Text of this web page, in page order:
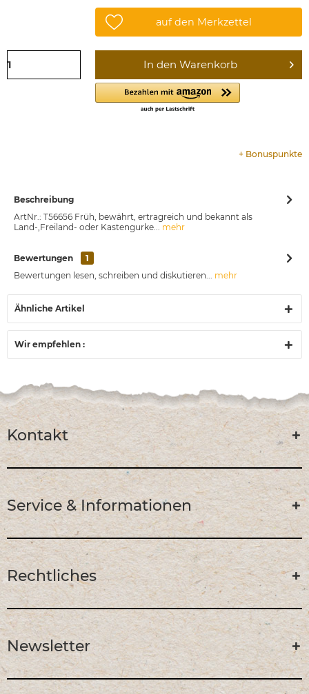
auf den Merkzettel
In den Warenkorb
+ Bonuspunkte
Beschreibung
ArtNr.: T56656 Früh, bewährt, ertragreich und bekannt als
Land-,Freiland- oder Kastengurke... mehr
Bewertungen
1
Bewertungen lesen, schreiben und diskutieren... mehr
Ähnliche Artikel
Wir empfehlen :
Kontakt
Service & Informationen
Rechtliches
Newsletter